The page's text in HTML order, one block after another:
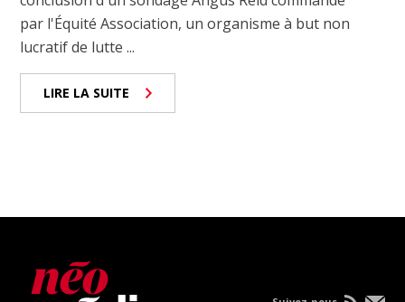
par l'Équité Association, un organisme à but non
lucratif de lutte ...
LIRE LA SUITE